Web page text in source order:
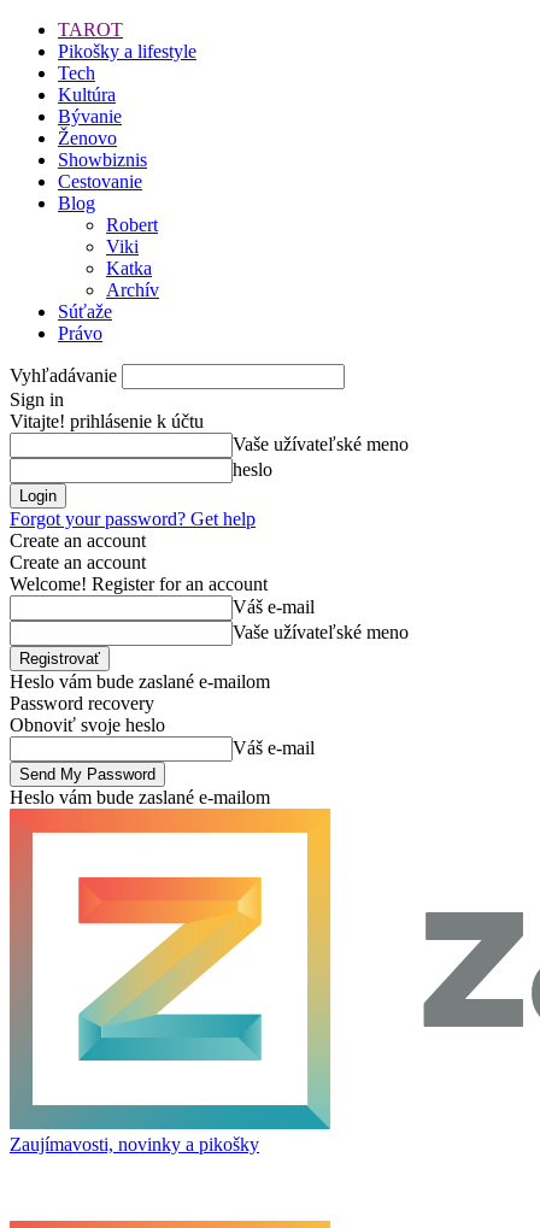
TAROT
Pikošky a lifestyle
Tech
Kultúra
Bývanie
Ženovo
Showbiznis
Cestovanie
Blog
Robert
Viki
Katka
Archív
Súťaže
Právo
Vyhľadávanie
Sign in
Vitajte! prihlásenie k účtu
Vaše užívateľské meno
heslo
Forgot your password? Get help
Create an account
Create an account
Welcome! Register for an account
Váš e-mail
Vaše užívateľské meno
Heslo vám bude zaslané e-mailom
Password recovery
Obnoviť svoje heslo
Váš e-mail
Heslo vám bude zaslané e-mailom
Zaujímavosti, novinky a pikošky